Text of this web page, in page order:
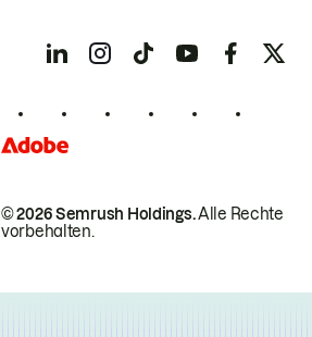
© 2026 Semrush Holdings.Alle Rechte
vorbehalten.